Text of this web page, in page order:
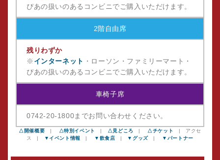
ぴあの扱いのあるコンビニでご購入いただけます。
2階自由席
残りわずか
※ インターネット ・ローソン・ファミリーマート・
ぴあの扱いのあるコンビニでご購入いただけます。
車椅子席
0742-20-1800までお問い合わせください。
△開催概要 | △特別イベント | △見どころ | △チケット
| アクセ
ス |
▼イベント情報 | ▼飲食店 | ▼グッズ| ▼パートナー